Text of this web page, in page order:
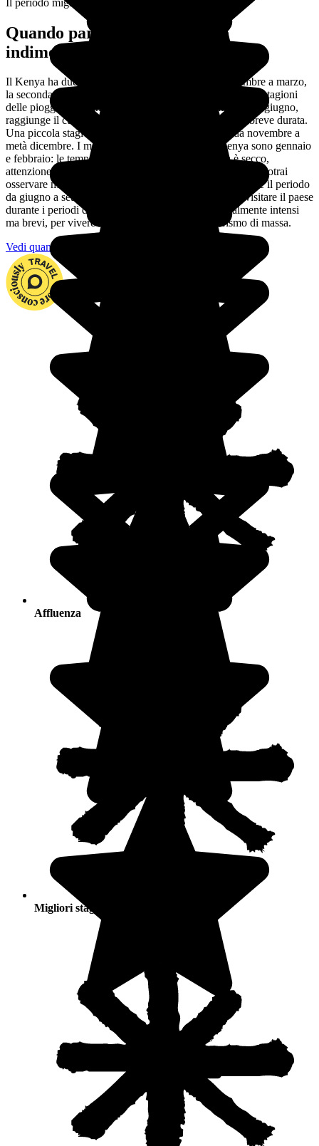
Quando partire per un viaggio
indimenticabile in famiglia?
Il Kenya ha due stagioni secche. La prima va da dicembre a marzo,
la seconda da luglio a ottobre. Tra una e l'altra, ci sono le stagioni
delle piogge. La grande stagione delle piogge, da aprile a giugno,
raggiunge il culmine a maggio con forti piogge, ma di breve durata.
Una piccola stagione delle piogge copre il periodo da novembre a
metà dicembre. I mesi migliori per partire per il Kenya sono gennaio
e febbraio: le temperature sono piacevoli e il clima è secco,
attenzione però, si tratta anche dell'alta stagione turistica. Potrai
osservare molti uccelli in questo periodo dell'anno. Anche il periodo
da giugno a settembre è piacevole. Si può comunque visitare il paese
durante i periodi delle piogge, i rovesci sono generalmente intensi
ma brevi, per vivere un'esperienza lontana dal turismo di massa.
Vedi quando partire
Affluenza
Migliori stagioni